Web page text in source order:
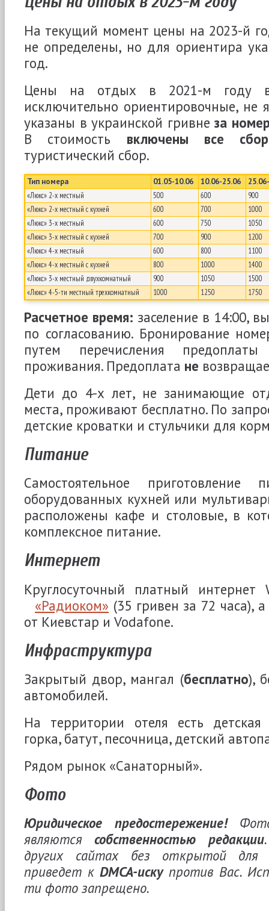
На текущий момент цены на 2023-й
не определены, но для ориентира
год.
Цены на отдых в 2021-м году в
исключительно ориентировочные, не
указаны в украинской гривне за
В стоимость включены все
туристический сбор.
Тип номера 01.05-10.06 10.06-25.06
«Люкс» 2-х местный
500 600
900
«Люкс» 2-х местный с кухней
600 700
1000
«Люкс» 3-х местный
600 750
1050
«Люкс» 3-х местный с кухней
700 900
1200
«Люкс» 4-х местный
600 800
1100
«Люкс» 4-х местный с кухней
800 1000
1400
«Люкс» 3-х местный двухкомнатный
900 1050
1500
«Люкс» 4-5-ти местный трехкомнатный
1000 1250 1750
Расчетное время: заселение в 14:00,
по согласованию. Бронирование
путем перечисления
проживания. Предоплата не
Дети до 4-х лет, не занимающие
места, проживают бесплатно. По
детские кроватки и стульчики для
Питание
Самостоятельное
оборудованных кухней или
расположены кафе и столовые, в
комплексное питание.
Интернет
Круглосуточный платный
«Радиоком» (35 гривен за 72 часа),
от Киевстар и Vodafone.
Инфраструктура
Закрытый двор, мангал (бесплатно),
автомобилей.
На территории отеля есть
горка, батут, песочница, детский
Рядом рынок «Санаторный».
Фото
Юридическое предостережение!Фото
являютсясобственностью редакции
других сайтах без открытой для
приведет кDMCA-искупротив Вас.
ти фото запрещено.